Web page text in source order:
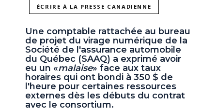
ÉCRIRE À LA PRESSE CANADIENNE
Une comptable rattachée au bureau
de projet du virage numérique de la
Société de l'assurance automobile
du Québec (SAAQ) a exprimé avoir
eu un «malaise» face aux taux
horaires qui ont bondi à 350 $ de
l'heure pour certaines ressources
externes dès les débuts du contrat
avec le consortium.